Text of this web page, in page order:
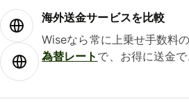
海外送金サービスを比較
Wiseなら常に上乗せ手数料
為替レート で、お得に送金で